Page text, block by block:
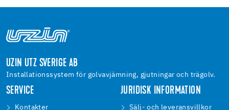
UZIN UTZ SVERIGE AB
Installationssystem för golvavjämning, gjutningar och trägolv.
SERVICE
Kontakter
JURIDISK INFORMATION
Sälj- och leveransvillkor